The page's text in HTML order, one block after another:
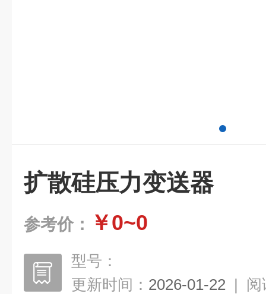
扩散硅压力变送器
参考价： ￥0~0
型号：
更新时间： 2026-01-22 | 阅